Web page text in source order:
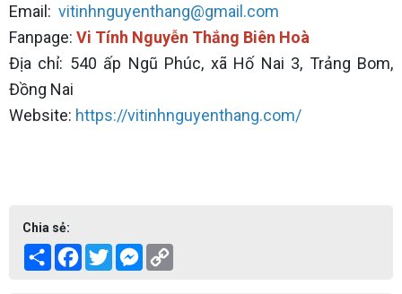
Email: vitinhnguyenthang@gmail.com
Fanpage: Vi Tính Nguyễn Thắng Biên Hoà
Địa chỉ: 540 ấp Ngũ Phúc, xã Hố Nai 3, Trảng Bom,
Đồng Nai
Website: https://vitinhnguyenthang.com/
Chia sẻ:
Share Facebook
TwitterMessenger